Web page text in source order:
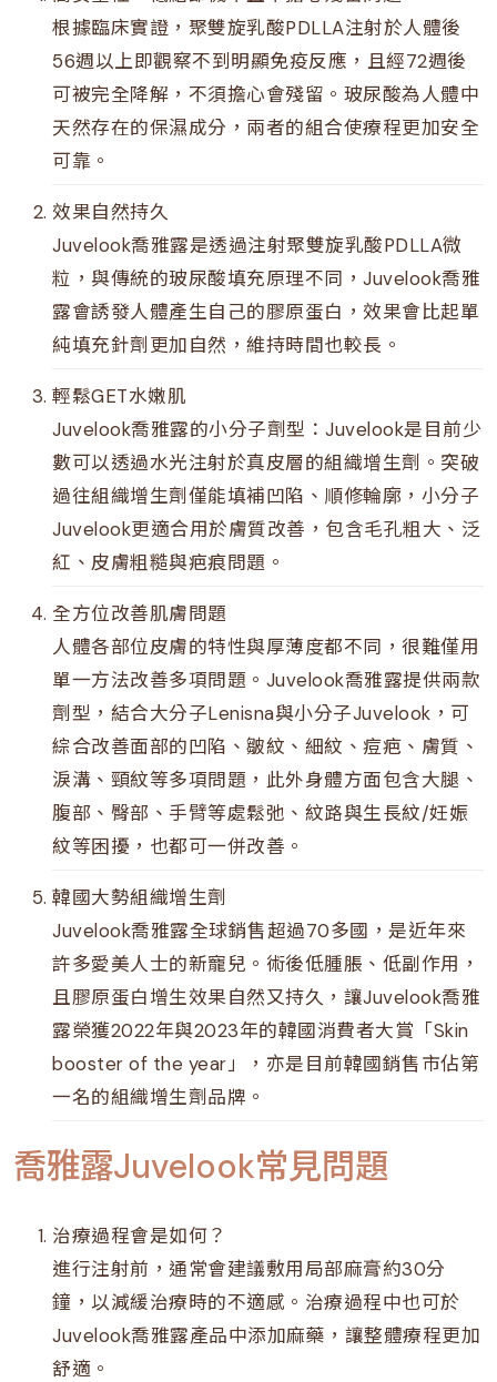
根據臨床實證，聚雙旋乳酸PDLLA注射於人體後
56週以上即觀察不到明顯免疫反應，且經72週後
可被完全降解，不須擔心會殘留。玻尿酸為人體中
天然存在的保濕成分，兩者的組合使療程更加安全
可靠。
效果自然持久
Juvelook喬雅露是透過注射聚雙旋乳酸PDLLA微
粒，與傳統的玻尿酸填充原理不同，Juvelook喬雅
露會誘發人體產生自己的膠原蛋白，效果會比起單
純填充針劑更加自然，維持時間也較長。
輕鬆GET水嫩肌
Juvelook喬雅露的小分子劑型：Juvelook是目前少
數可以透過水光注射於真皮層的組織增生劑。突破
過往組織增生劑僅能填補凹陷、順修輪廓，小分子
Juvelook更適合用於膚質改善，包含毛孔粗大、泛
紅、皮膚粗糙與疤痕問題。
全方位改善肌膚問題
人體各部位皮膚的特性與厚薄度都不同，很難僅用
單一方法改善多項問題。Juvelook喬雅露提供兩款
劑型，結合大分子Lenisna與小分子Juvelook，可
綜合改善面部的凹陷、皺紋、細紋、痘疤、膚質、
淚溝、頸紋等多項問題，此外身體方面包含大腿、
腹部、臀部、手臂等處鬆弛、紋路與生長紋/妊娠
紋等困擾，也都可一併改善。
韓國大勢組織增生劑
Juvelook喬雅露全球銷售超過70多國，是近年來
許多愛美人士的新寵兒。術後低腫脹、低副作用，
且膠原蛋白增生效果自然又持久，讓Juvelook喬雅
露榮獲2022年與2023年的韓國消費者大賞「Skin
booster of the year」，亦是目前韓國銷售市佔第
一名的組織增生劑品牌。
喬雅露Juvelook常見問題
治療過程會是如何？
進行注射前，通常會建議敷用局部麻膏約30分
鐘，以減緩治療時的不適感。治療過程中也可於
Juvelook喬雅露產品中添加麻藥，讓整體療程更加
舒適。